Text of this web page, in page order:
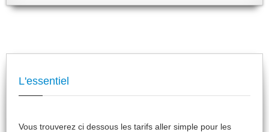
L'essentiel
Vous trouverez ci dessous les tarifs aller simple pour les